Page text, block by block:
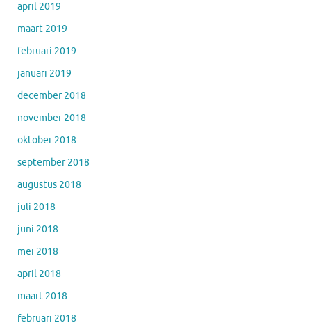
april 2019
maart 2019
februari 2019
januari 2019
december 2018
november 2018
oktober 2018
september 2018
augustus 2018
juli 2018
juni 2018
mei 2018
april 2018
maart 2018
februari 2018